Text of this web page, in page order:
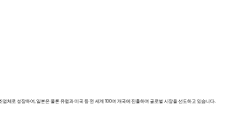
체로 성장하여, 일본은 물론 유럽과 미국 등 전 세계 100여 개국에 진출하며 글로벌 시장을 선도하고 있습니다.